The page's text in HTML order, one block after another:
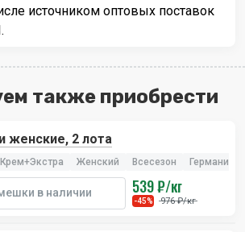
источником оптовых поставок
также приобрести
женские, 2 лота
Крем+Экстра Женский Всесезон Германия
в наличии 539 ₽/кг
-45% 976 ₽/кг